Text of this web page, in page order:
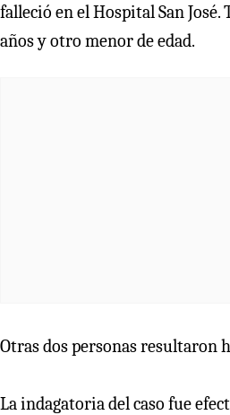
falleció en el Hospital San José.
años y otro menor de edad.
Otras dos personas resultaron
La indagatoria del caso fue